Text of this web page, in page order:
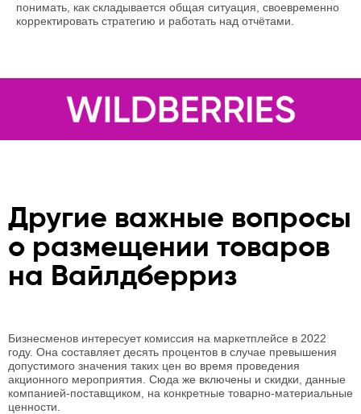
понимать, как складывается общая ситуация, своевременно
корректировать стратегию и работать над отчётами.
Другие важные вопросы
о размещении товаров
на Вайлдберриз
Бизнесменов интересует комиссия на маркетплейсе в 2022
году. Она составляет десять процентов в случае превышения
допустимого значения таких цен во время проведения
акционного мероприятия. Сюда же включены и скидки, данные
компанией-поставщиком, на конкретные товарно-материальные
ценности.